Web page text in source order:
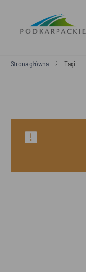
Strona główna Tagi